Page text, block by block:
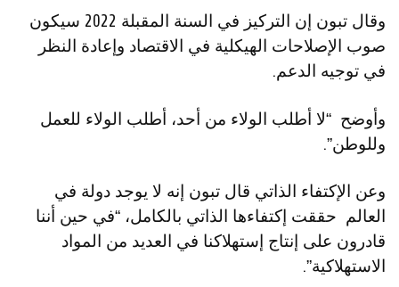
وقال تبون إن التركيز في السنة المقبلة 2022 سيكون
صوب الإصلاحات الهيكلية في الاقتصاد وإعادة النظر
في توجيه الدعم.
وأوضح “لا أطلب الولاء من أحد، أطلب الولاء للعمل
وللوطن”.
وعن الإكتفاء الذاتي قال تبون إنه لا يوجد دولة في
العالم حققت إكتفاءها الذاتي بالكامل، “في حين أننا
قادرون على إنتاج إستهلاكنا في العديد من المواد
الاستهلاكية”.